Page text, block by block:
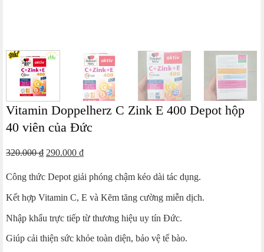
Vitamin Doppelherz C Zink E 400 Depot hộp
40 viên của Đức
320.000₫ Giá
là:
320.000 ₫.
290.000 ₫Giá
tại
là:
Công thức Depot giải phóng chậm kéo dài tác dụng.
Kết hợp Vitamin C, E và Kẽm tăng cường miễn dịch.
Nhập khẩu trực tiếp từ thương hiệu uy tín Đức.
Giúp cải thiện sức khỏe toàn diện, bảo vệ tế bào.